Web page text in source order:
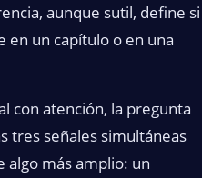
aunque sutil, define si
en un capítulo o en una
con atención, la pregunta
tres señales simultáneas
algo más amplio: un